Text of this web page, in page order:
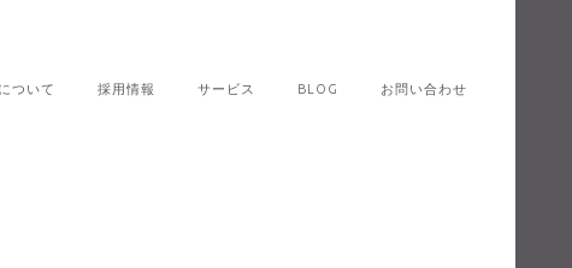
ついて 採用情報 サービス BLOG お問い合わせ